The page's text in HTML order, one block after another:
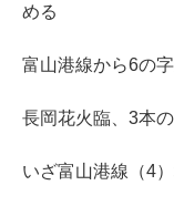
める
富山港線から6の
長岡花火臨、3本
いざ富山港線（4